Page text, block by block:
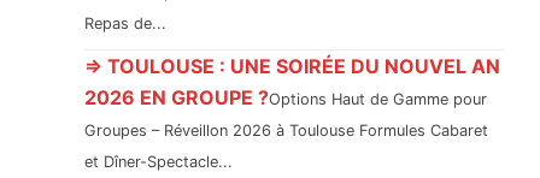
Repas de...
⇒ TOULOUSE : UNE SOIRÉE DU NOUVEL AN
2026 EN GROUPE ?Options Haut de Gamme pour
Groupes – Réveillon 2026 à Toulouse Formules Cabaret
et Dîner-Spectacle...